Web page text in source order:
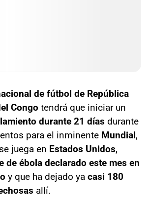
de fútbol de República
Congo tendrá que iniciar un
durante 21 días durante
para el inminente Mundial,
juega en Estados Unidos,
de ébola declarado este mes en
y que ha dejado ya casi 180
allí.